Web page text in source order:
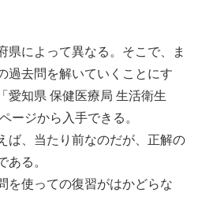
県によって異なる。そこで、ま
過去問を解いていくことにす
愛知県 保健医療局 生活衛生
ージから入手できる。
ば、当たり前なのだが、正解の
る。
を使っての復習がはかどらな